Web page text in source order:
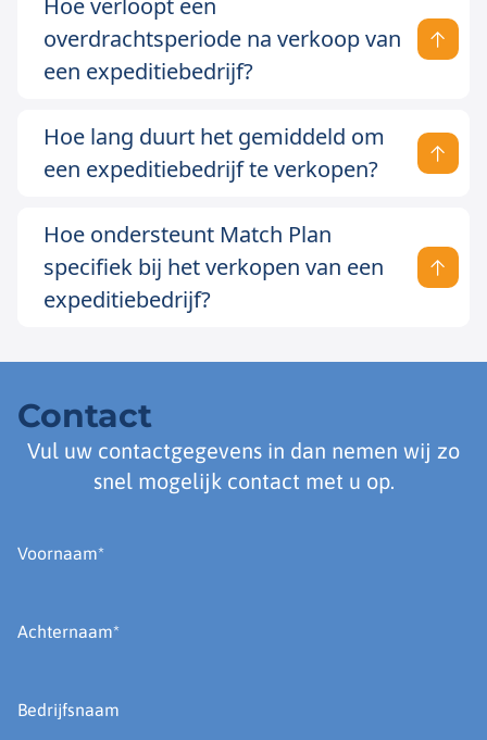
overdrachtsperiode na verkoop van
een expeditiebedrijf?
Hoe lang duurt het gemiddeld om
een expeditiebedrijf te verkopen?
Hoe ondersteunt Match Plan
specifiek bij het verkopen van een
expeditiebedrijf?
Contact
Vul uw contactgegevens in dan nemen wij zo
snel mogelijk contact met u op.